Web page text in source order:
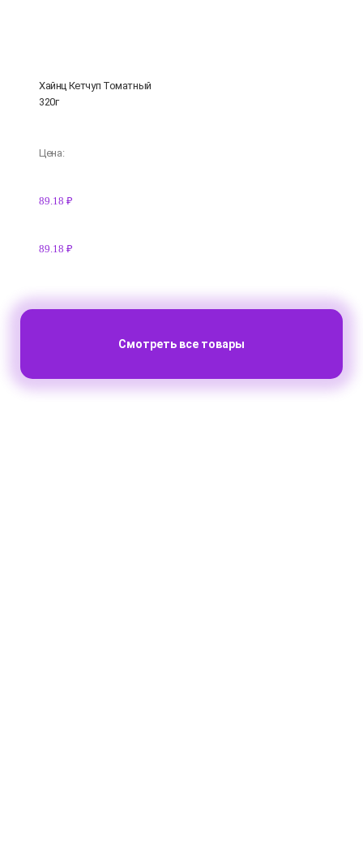
Хайнц Кетчуп Томатный
320г
Цена:
89.18 ₽
89.18 ₽
Смотреть все товары